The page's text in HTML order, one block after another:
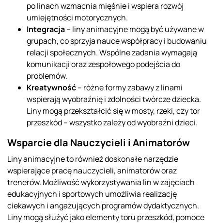
po linach wzmacnia mięśnie i wspiera rozwój
umiejętności motorycznych.
Integracja– liny animacyjne mogą być używane w
grupach, co sprzyja nauce współpracy i budowaniu
relacji społecznych. Wspólne zadania wymagają
komunikacji oraz zespołowego podejścia do
problemów.
Kreatywność– różne formy zabawy z linami
wspierają wyobraźnię i zdolności twórcze dziecka.
Liny mogą przekształcić się w mosty, rzeki, czy tor
przeszkód – wszystko zależy od wyobraźni dzieci.
Wsparcie dla Nauczycieli i Animatorów
Liny animacyjne to również doskonałe narzędzie
wspierające pracę nauczycieli, animatorów oraz
trenerów. Możliwość wykorzystywania lin w zajęciach
edukacyjnych i sportowych umożliwia realizację
ciekawych i angażujących programów dydaktycznych.
Liny mogą służyć jako elementy toru przeszkód, pomoce